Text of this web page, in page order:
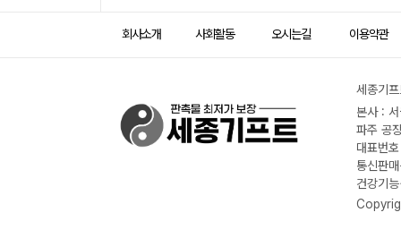
회사소개 사회활동 오시는길 이용약관
세종기
본사 :
파주 공
대표번
통신판
건강기